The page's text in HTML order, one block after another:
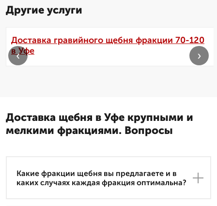
Другие услуги
Доставка гравийного щебня фракции 70-120
в Уфе
‹ ›
Доставка щебня в Уфе крупными и
мелкими фракциями. Вопросы
Какие фракции щебня вы предлагаете и в
каких случаях каждая фракция оптимальна?